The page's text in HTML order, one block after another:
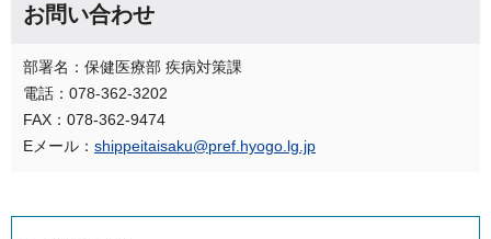
お問い合わせ
部署名：保健医療部 疾病対策課
電話：078-362-3202
FAX：078-362-9474
Eメール： shippeitaisaku@pref.hyogo.lg.jp